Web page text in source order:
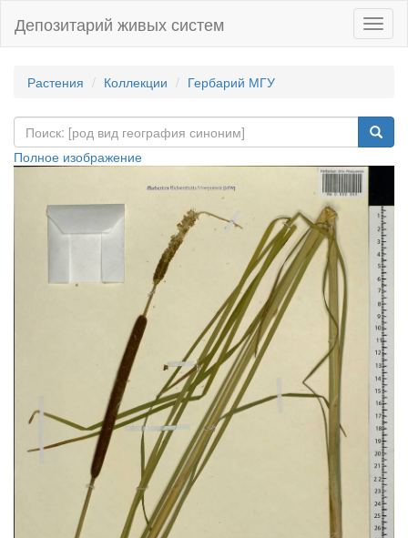
Депозитарий живых систем
Растения Коллекции Гербарий МГУ
Полное изображение